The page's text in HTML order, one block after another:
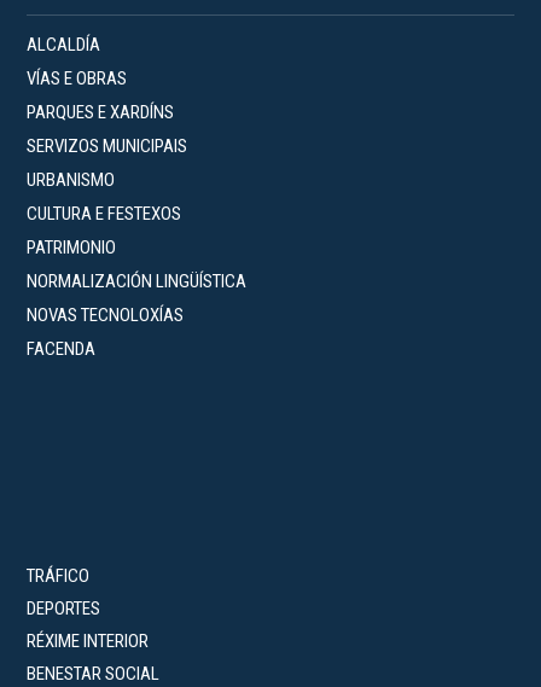
ALCALDÍA
VÍAS E OBRAS
PARQUES E XARDÍNS
SERVIZOS MUNICIPAIS
URBANISMO
CULTURA E FESTEXOS
PATRIMONIO
NORMALIZACIÓN LINGÜÍSTICA
NOVAS TECNOLOXÍAS
FACENDA
TRÁFICO
DEPORTES
RÉXIME INTERIOR
BENESTAR SOCIAL